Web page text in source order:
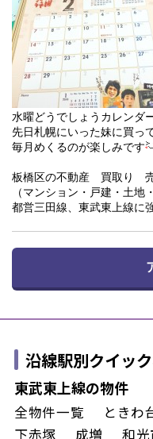
水曜どうでしょうカレンダ
先日札幌にいった妹に買っ
毎月めくるのが楽しみです
板橋区の不動産 買取り
（マンション・戸建・土地
都営三田線、東武東上線
沿線駅別クイッ
東武東上線の物件
全物件一覧 ときわ
下赤塚
成増 和光